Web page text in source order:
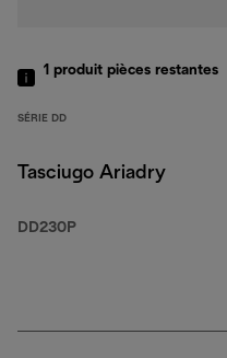
1 produit pièces restantes
SÉRIE DD
Tasciugo Ariadry
DD230P